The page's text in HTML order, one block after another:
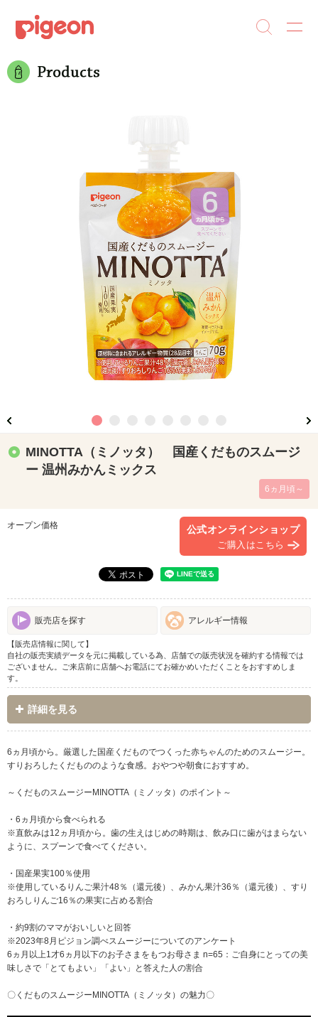
MINOTTA（ミノッタ） 国産くだものスムージ
ー 温州みかんミックス
6ヵ月頃～
オープン価格 公式オンラインショップ
ご購入はこちら
販売店を探す アレルギー情報
【販売店情報に関して】
自社の販売実績データを元に掲載している為、店舗での販売状況を確約する情報では
ございません。ご来店前に店舗へお電話にてお確かめいただくことをおすすめしま
す。
詳細を見る
6ヵ月頃から。厳選した国産くだものでつくった赤ちゃんのためのスムージー。
すりおろしたくだもののような食感。おやつや朝食におすすめ。
～くだものスムージーMINOTTA（ミノッタ）のポイント～
・6ヵ月頃から食べられる
※直飲みは12ヵ月頃から。歯の生えはじめの時期は、飲み口に歯がはまらない
ように、スプーンで食べてください。
・国産果実100％使用
※使用しているりんご果汁48％（還元後）、みかん果汁36％（還元後）、すり
おろしりんご16％の果実に占める割合
・約9割のママがおいしいと回答
※2023年8月ピジョン調べスムージーについてのアンケート
6ヵ月以上1才6ヵ月以下のお子さまをもつお母さま n=65：ご自身にとっての美
味しさで「とてもよい」「よい」と答えた人の割合
〇くだものスムージーMINOTTA（ミノッタ）の魅力〇